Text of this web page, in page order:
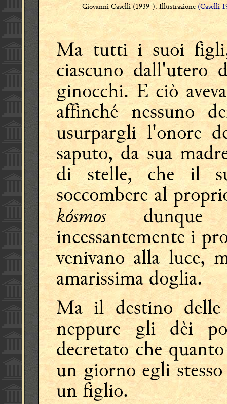
Giovanni Caselli (1939-). Illustrazione (Caselli
Ma tutti i suoi
ciascuno dall'utero
ginocchi. E ciò
affinché nessuno
usurpargli l'onore
saputo, da sua
di stelle, che il
soccombere al
kósmosdunque
incessantemente i
venivano alla luce,
amarissima doglia.
Ma il destino
neppure gli dèi
decretato che
un giorno egli
un figlio.